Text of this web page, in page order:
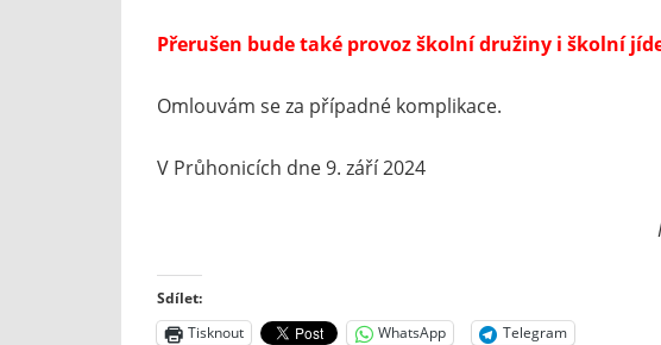
Přerušen bude také provoz školní družiny i školní
Omlouvám se za případné komplikace.
V Průhonicích dne 9. září 2024
Sdílet:
Tisknout
WhatsApp Telegram